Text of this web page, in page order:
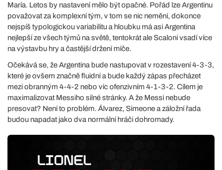
María. Letos by nastavení mělo být opačné. Pořád lze Argentinu
považovat za komplexní tým, v tom se nic nemění, dokonce
nejspíš typologickou variabilitu a hloubku má asi Argentina
nejlepší ze všech týmů na světě, tentokrát ale Scaloni vsadí více
na výstavbu hry a častější držení míče.
Očekává se, že Argentina bude nastupovat v rozestavení 4-3-3,
které je ovšem značně fluidní a bude každý zápas přecházet
mezi obranným 4-4-2 nebo víc ofenzivním 4-1-3-2. Cílem je
maximalizovat Messiho silné stránky. A že Messi nebude
presovat? Není to problém. Álvarez, Simeone a záložní řada
budou napadat jako dva normální hráči dohromady.